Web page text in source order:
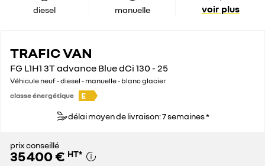
diesel manuelle voir plus
TRAFIC VAN
FG L1H1 3T advance Blue dCi 130 - 25
Véhicule neuf - diesel - manuelle - blanc glacier
classe énergétique
E
délai moyen de livraison: 7 semaines *
prix conseillé
35 400 € HT*